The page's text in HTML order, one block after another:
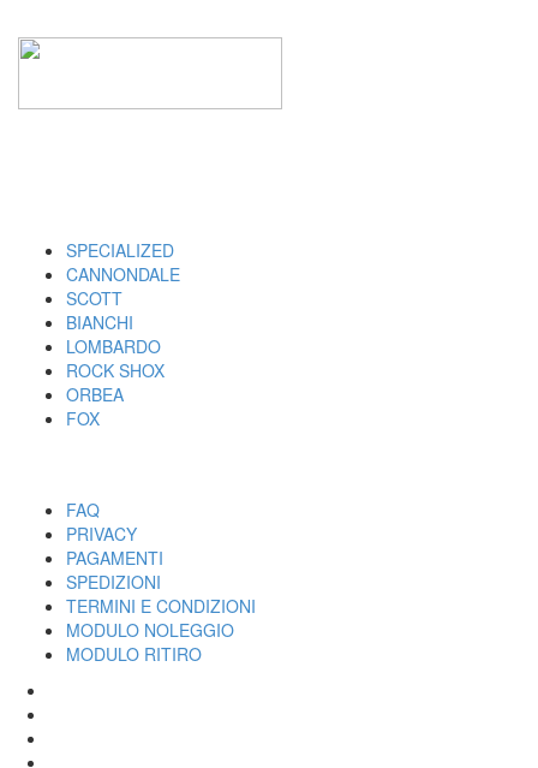
SPECIALIZED
CANNONDALE
SCOTT
BIANCHI
LOMBARDO
ROCK SHOX
ORBEA
FOX
FAQ
PRIVACY
PAGAMENTI
SPEDIZIONI
TERMINI E CONDIZIONI
MODULO NOLEGGIO
MODULO RITIRO